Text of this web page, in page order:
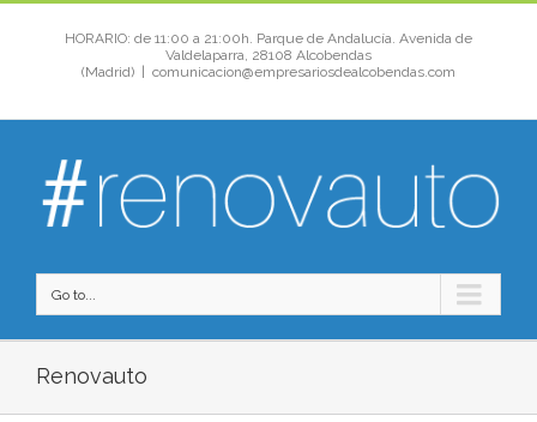
HORARIO: de 11:00 a 21:00h. Parque de Andalucía. Avenida de
Valdelaparra, 28108 Alcobendas
(Madrid)
comunicacion@empresariosdealcobendas.com
Go to...
Renovauto